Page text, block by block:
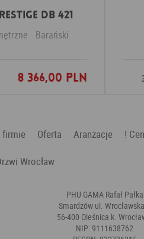
DB 421
Barański
8 366,00 PLN
do ulubionych
firmie Oferta Aranżacje !
Wrocław
PHU GAMA Rafał Pałka
Smardzów ul.
56-400 Oleśnica k.
NIP: 9111638762